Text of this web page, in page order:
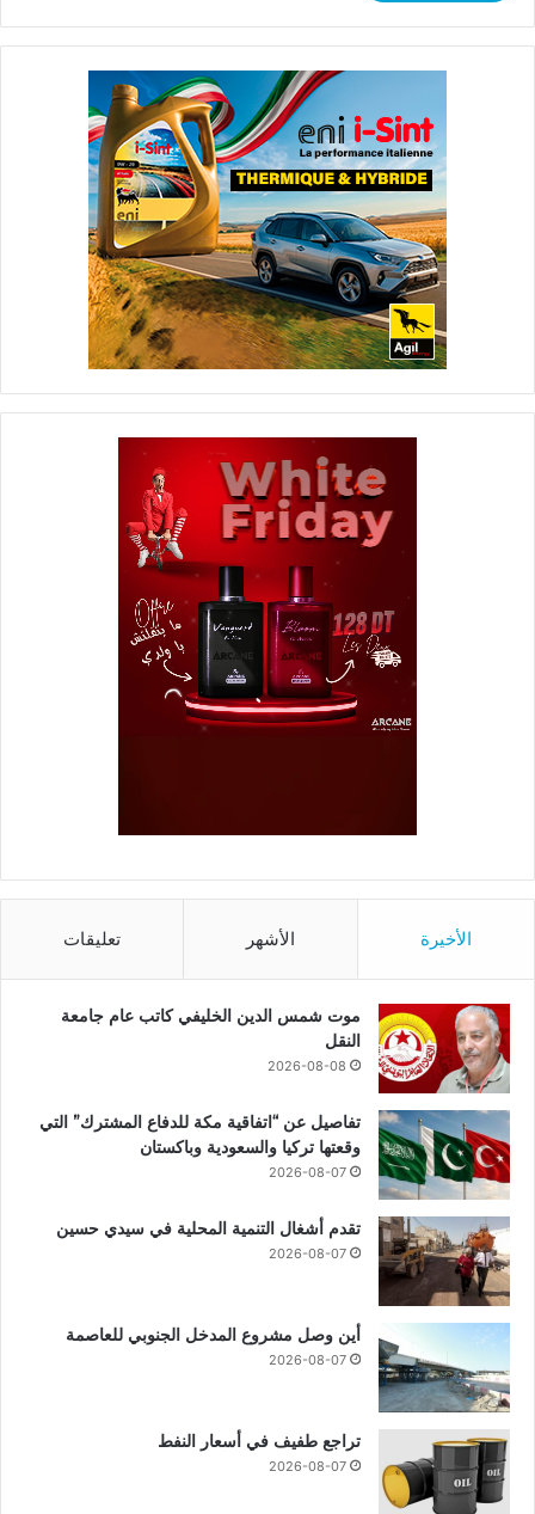
الأخيرة الأشهر تعليقات
موت شمس الدين الخليفي كاتب عام جامعة
النقل
2026-08-08
تفاصيل عن “اتفاقية مكة للدفاع المشترك” التي
وقعتها تركيا والسعودية وباكستان
2026-08-07
تقدم أشغال التنمية المحلية في سيدي حسين
2026-08-07
أين وصل مشروع المدخل الجنوبي للعاصمة
2026-08-07
تراجع طفيف في أسعار النفط
2026-08-07